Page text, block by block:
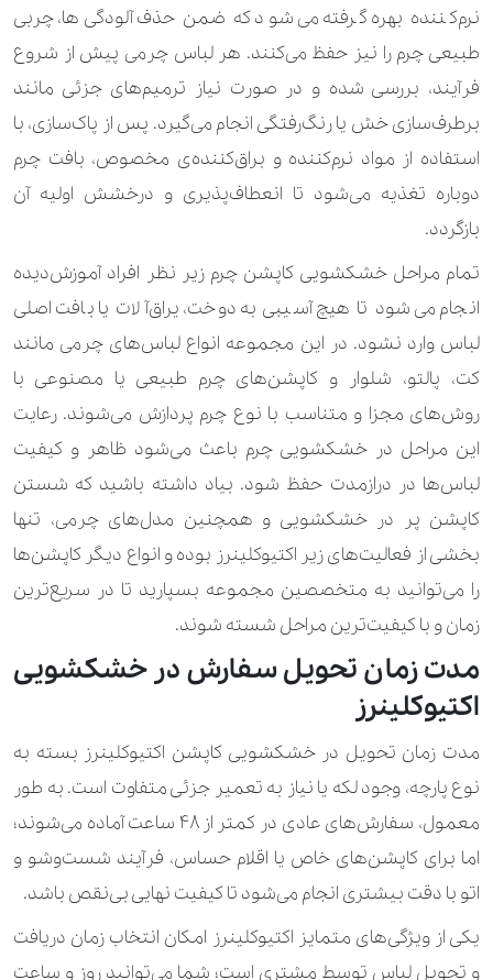
حوله دست و صورت 120.000 تومان
120.000 تومان 210.000 تومان
دامن کارشده 210.000 تومان 310.000 تومان
دستکش چرم 490.000 تومان
دستمال گردن
روپوش آزمایشگاهی 210.000 تومان 340.000 تومان
روپوش پزشکی آستین کوتاه 210.000 تومان
روسری 100.000 تومان 190.000 تومان
ژاکت بلند
ژاکت ساده 170.000 تومان 330.000 تومان
ساق دست
ست اسکی 2.800.000 تومان
سرهمی 260.000 تومان 420.000 تومان
سرهمی کار شده 420.000 تومان 560.000 تومان
سویشرت 170.000 تومان 280.000 تومان
نرم‌کننده بهره گرفته می‌شود که ضمن حذف آلودگی‌ها، چربی
طبیعی چرم را نیز حفظ می‌کنند. هر لباس چرمی پیش از شروع
فرآیند، بررسی شده و در صورت نیاز ترمیم‌های جزئی مانند
برطرف‌سازی خش یا رنگ‌رفتگی انجام می‌گیرد. پس از پاک‌سازی، با
استفاده از مواد نرم‌کننده و براق‌کننده‌ی مخصوص، بافت چرم
دوباره تغذیه می‌شود تا انعطاف‌پذیری و درخشش اولیه آن
بازگردد.
تمام مراحل خشکشویی کاپشن چرم زیر نظر افراد آموزش‌دیده
انجام می‌شود تا هیچ آسیبی به دوخت، یراق‌آلات یا بافت اصلی
لباس وارد نشود. در این مجموعه انواع لباس‌های چرمی مانند
کت، پالتو، شلوار و کاپشن‌های چرم طبیعی یا مصنوعی با
روش‌های مجزا و متناسب با نوع چرم پردازش می‌شوند. رعایت
این مراحل در خشکشویی چرم باعث می‌شود ظاهر و کیفیت
لباس‌ها در درازمدت حفظ شود. بیاد داشته باشید که شستن
کاپشن پر در خشکشویی و همچنین مدل‌های چرمی، تنها
بخشی از فعالیت‌های زیر اکتیوکلینرز بوده و انواع دیگر کاپشن‌ها
را می‌توانید به متخصصین مجموعه بسپارید تا در سریع‌ترین
زمان و با کیفیت‌ترین مراحل شسته شوند.
مدت زمان تحویل سفارش در خشکشویی
اکتیوکلینرز
مدت زمان تحویل در خشکشویی کاپشن اکتیوکلینرز بسته به
نوع پارچه، وجود لکه یا نیاز به تعمیر جزئی متفاوت است. به ‌طور
معمول، سفارش‌های عادی در کمتر از ۴۸ ساعت آماده می‌شوند؛
اما برای کاپشن‌های خاص یا اقلام حساس، فرآیند شست‌وشو و
اتو با دقت بیشتری انجام می‌شود تا کیفیت نهایی بی‌نقص باشد.
یکی از ویژگی‌های متمایز اکتیوکلینرز امکان انتخاب زمان دریافت
و تحویل لباس توسط مشتری است؛ شما می‌توانید روز و ساعت